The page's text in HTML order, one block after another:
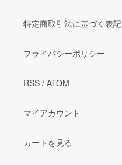
特定商取引法に基づく表記
プライバシーポリシー
RSS / ATOM
マイアカウント
カートを見る